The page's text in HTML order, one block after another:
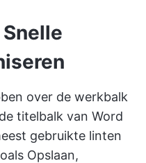
over de werkbalk
titelbalk van Word
gebruikte linten
Opslaan,